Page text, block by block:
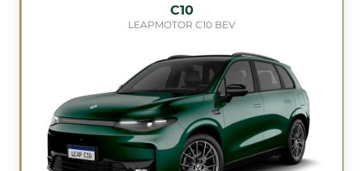
C10
LEAPMOTOR C10 BEV